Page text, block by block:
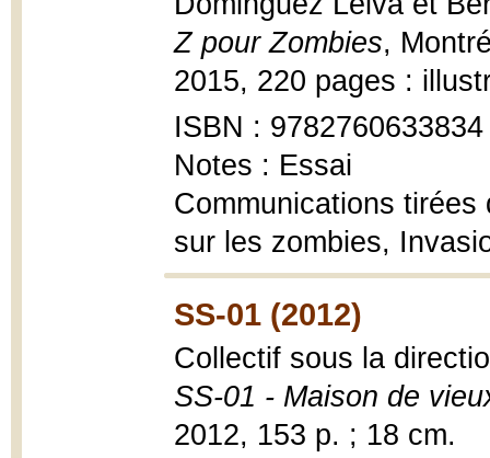
Z pour Zombies,
2015, 220 pages :
ISBN : 9782760633834
Notes : Essai
Communications
sur les zombies,
SS-01 (2012)
Collectif sous la
SS-01 - Maison de
2012, 153 p. ; 18 cm.